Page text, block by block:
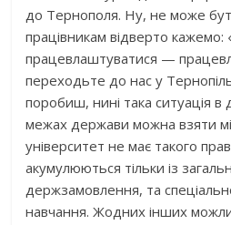
до Тернополя. Ну, не може
працівникам відверто кажемо:
працевлаштуватися —
переходьте до нас у
поробиш, нині така ситуація
межах держави можна взяти
університет не має такого
акумулюються тільки із
держзамовлення, та
навчання. Жодних інших